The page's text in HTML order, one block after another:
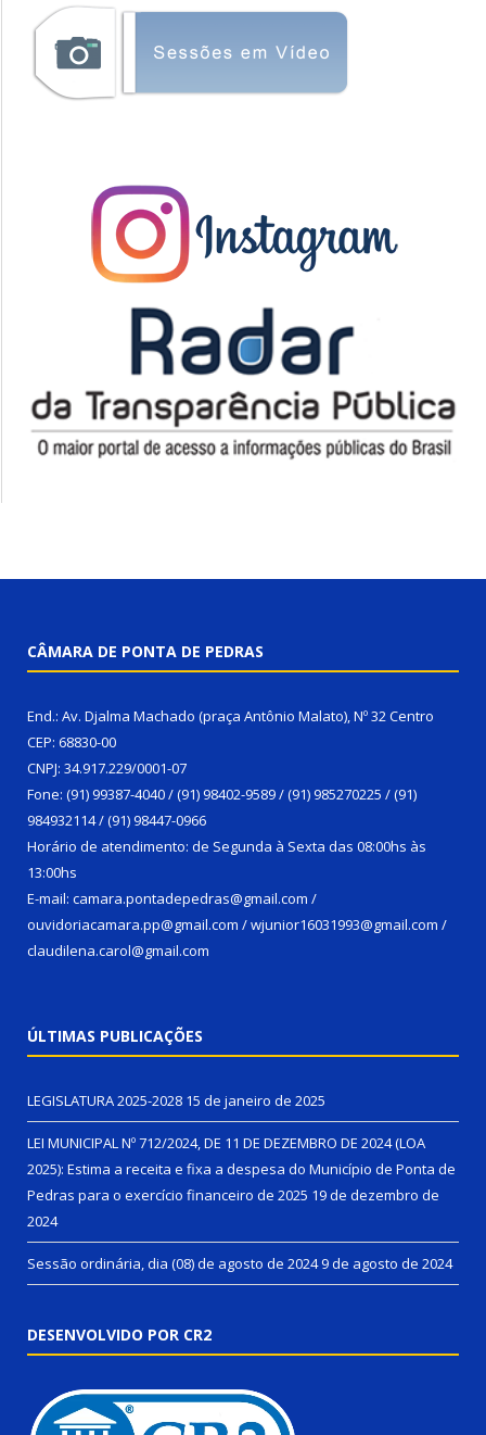
CÂMARA DE PONTA DE PEDRAS
End.: Av. Djalma Machado (praça Antônio Malato), Nº 32 Centro
CEP: 68830-00
CNPJ: 34.917.229/0001-07
Fone: (91) 99387-4040 / (91) 98402-9589 / (91) 985270225 / (91)
984932114 / (91) 98447-0966
Horário de atendimento: de Segunda à Sexta das 08:00hs às
13:00hs
E-mail: camara.pontadepedras@gmail.com /
ouvidoriacamara.pp@gmail.com / wjunior16031993@gmail.com /
claudilena.carol@gmail.com
ÚLTIMAS PUBLICAÇÕES
LEGISLATURA 2025-2028 15 de janeiro de 2025
LEI MUNICIPAL Nº 712/2024, DE 11 DE DEZEMBRO DE 2024 (LOA
2025): Estima a receita e fixa a despesa do Município de Ponta de
Pedras para o exercício financeiro de 2025 19 de dezembro de
2024
Sessão ordinária, dia (08) de agosto de 20249 de agosto de 2024
DESENVOLVIDO POR CR2